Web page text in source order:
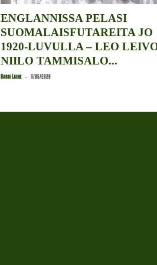
ENGLANNISSA PELASI
SUOMALAISFUTAREITA JO
1920-LUVULLA – LEO
NIILO TAMMISALO...
Harri Laine - 11/06/2020